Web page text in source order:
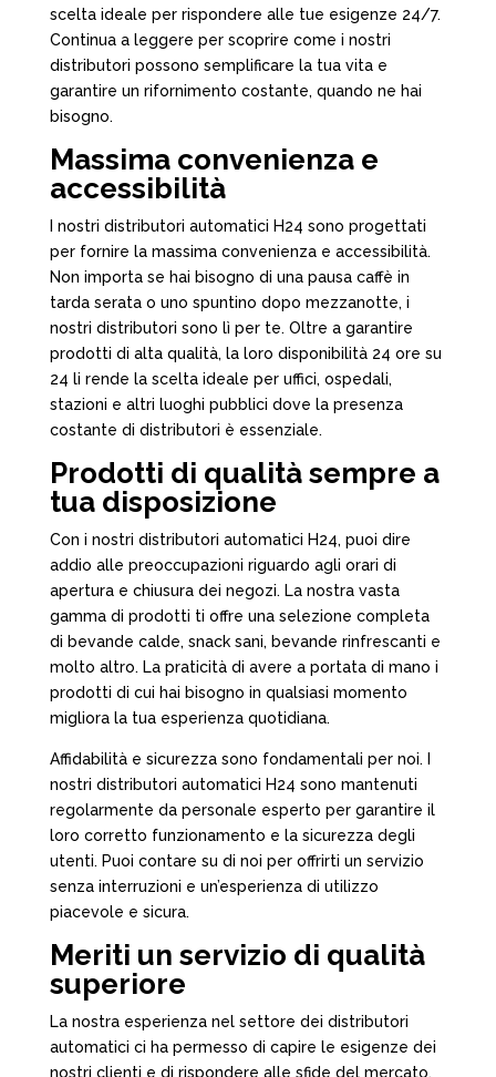
scelta ideale per rispondere alle tue esigenze 24/7.
Continua a leggere per scoprire come i nostri
distributori possono semplificare la tua vita e
garantire un rifornimento costante, quando ne hai
bisogno.
Massima convenienza e
accessibilità
I nostri distributori automatici H24 sono progettati
per fornire la massima convenienza e accessibilità.
Non importa se hai bisogno di una pausa caffè in
tarda serata o uno spuntino dopo mezzanotte, i
nostri distributori sono lì per te. Oltre a garantire
prodotti di alta qualità, la loro disponibilità 24 ore su
24 li rende la scelta ideale per uffici, ospedali,
stazioni e altri luoghi pubblici dove la presenza
costante di distributori è essenziale.
Prodotti di qualità sempre a
tua disposizione
Con i nostri distributori automatici H24, puoi dire
addio alle preoccupazioni riguardo agli orari di
apertura e chiusura dei negozi. La nostra vasta
gamma di prodotti ti offre una selezione completa
di bevande calde, snack sani, bevande rinfrescanti e
molto altro. La praticità di avere a portata di mano i
prodotti di cui hai bisogno in qualsiasi momento
migliora la tua esperienza quotidiana.
Affidabilità e sicurezza sono fondamentali per noi. I
nostri distributori automatici H24 sono mantenuti
regolarmente da personale esperto per garantire il
loro corretto funzionamento e la sicurezza degli
utenti. Puoi contare su di noi per offrirti un servizio
senza interruzioni e un’esperienza di utilizzo
piacevole e sicura.
Meriti un servizio di qualità
superiore
La nostra esperienza nel settore dei distributori
automatici ci ha permesso di capire le esigenze dei
nostri clienti e di rispondere alle sfide del mercato.